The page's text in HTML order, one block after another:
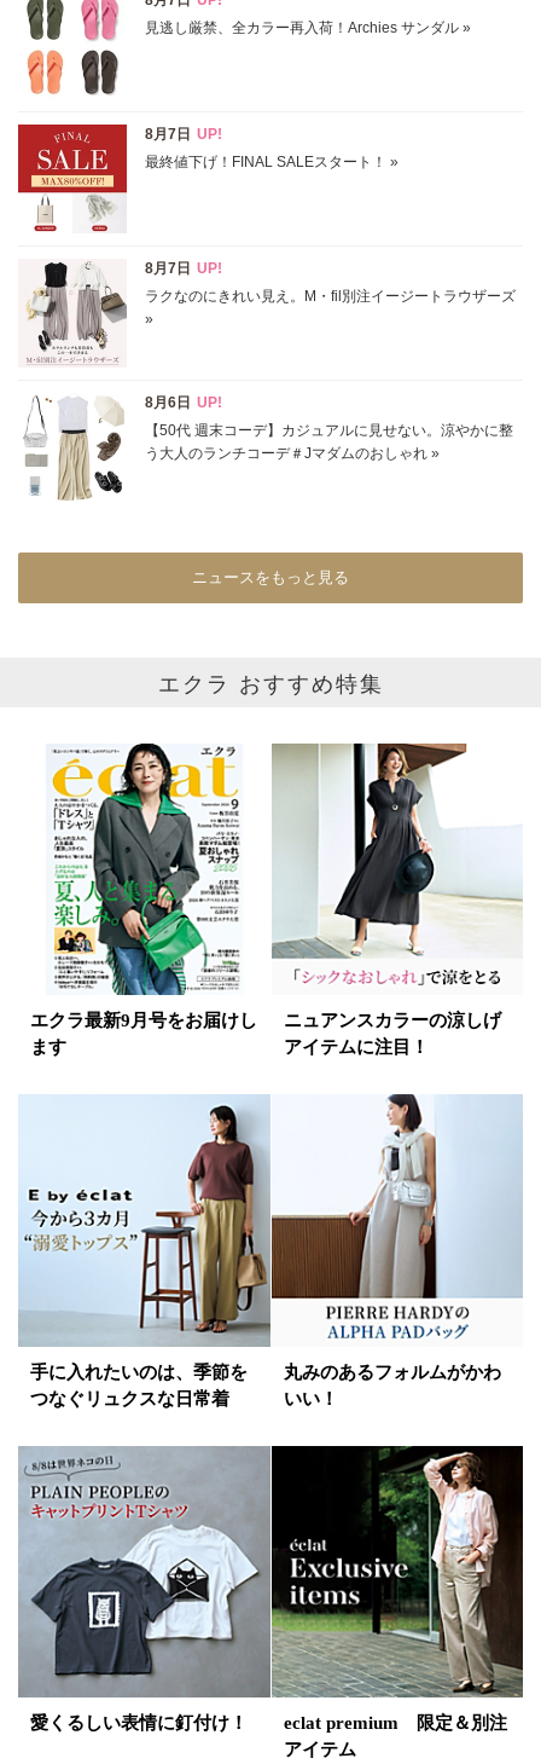
サイズ
掲載雑誌
表示オプション
すべて
SALE商品
再入荷 ラスト1
カラー
イエロー レッド ピンク
パープル グリーン ブルー
ゴールド シルバー マルチ
ニュースをもっと見る
エクラ おすすめ特集
エクラ最新9月号をお届けし
ます
ニュアンスカラーの涼しげ
アイテムに注目！
手に入れたいのは、季節を
つなぐリュクスな日常着
丸みのあるフォルムがかわ
いい！
愛くるしい表情に釘付け！
eclat premium 限定＆別注
アイテム